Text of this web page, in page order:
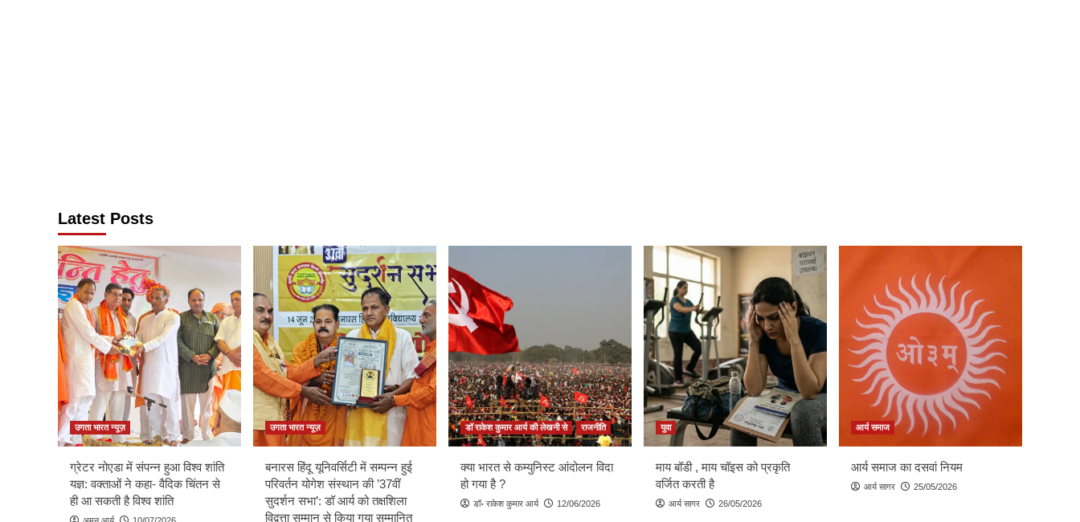
Latest Posts
उगता भारत न्यूज़
ग्रेटर नोएडा में संपन्न हुआ विश्व शांति
यज्ञ: वक्ताओं ने कहा- वैदिक चिंतन से
ही आ सकती है विश्व शांति
उगता भारत न्यूज़
बनारस हिंदू यूनिवर्सिटी में सम्पन्न हुई
परिवर्तन योगेश संस्थान की ’37वीं
सुदर्शन सभा’: डॉ आर्य को तक्षशिला
विद्वत्ता सम्मान से किया गया सम्मानित
डॉ राकेश कुमार आर्य की लेखनी से राजनीति
क्या भारत से कम्युनिस्ट आंदोलन विदा
हो गया है ?
डॉ॰ राकेश कुमार आर्य 12/06/2026
युवा
माय बॉडी , माय चॉइस को प्रकृति
वर्जित करती है
आर्य सागर 26/05/2026
आर्य समाज
आर्य समाज का दसवां नियम
आर्य सागर 25/05/2026